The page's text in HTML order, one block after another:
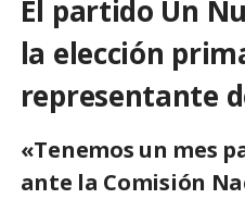
El partido Un
la elección
representante
«Tenemos un mes
ante la Comisión